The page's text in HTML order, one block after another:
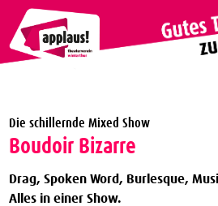
Theater Vergünstigungen
applaus!-Karte bestellen
Die schillernde Mixed Show
Boudoir Bizarre
Drag, Spoken Word, Burlesque,
Alles in einer Show.